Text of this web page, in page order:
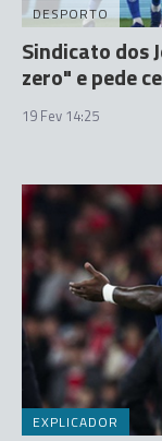
DESPORTO
Sindicato dos
zero" e pede
19 Fev 14:25
EXPLICADOR